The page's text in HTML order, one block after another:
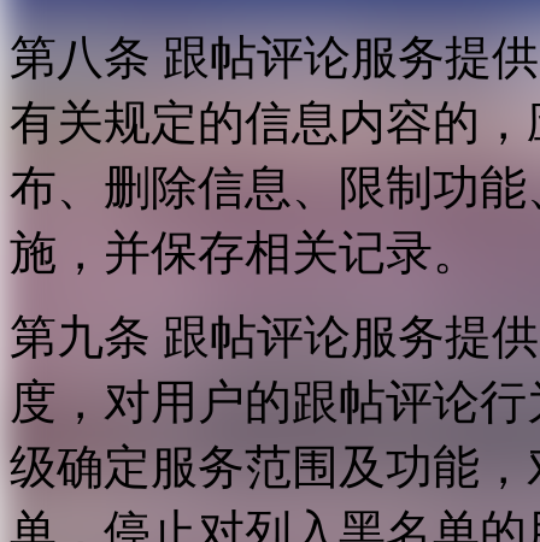
第八条 跟帖评论服务提
有关规定的信息内容的
布、删除信息、限制功
施，并保存相关记录。
第九条 跟帖评论服务提
度，对用户的跟帖评论
级确定服务范围及功能
单，停止对列入黑名单